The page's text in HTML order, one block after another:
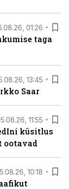
01:26
taga
13:45
Saar
11:55
küsitlus
ootavad
10:18